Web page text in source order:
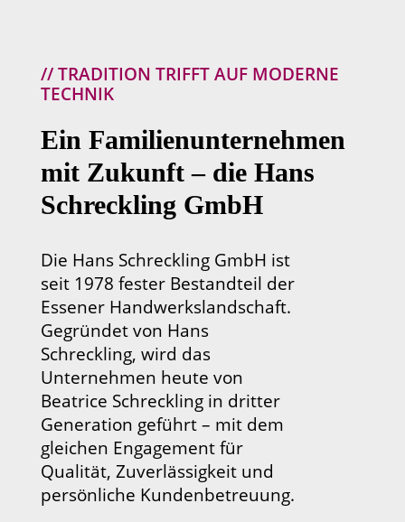
// TRADITION TRIFFT AUF MODERNE
TECHNIK
Ein Familienunternehmen
mit Zukunft – die Hans
Schreckling GmbH
Die Hans Schreckling GmbH ist
seit 1978 fester Bestandteil der
Essener Handwerkslandschaft.
Gegründet von Hans
Schreckling, wird das
Unternehmen heute von
Beatrice Schreckling in dritter
Generation geführt – mit dem
gleichen Engagement für
Qualität, Zuverlässigkeit und
persönliche Kundenbetreuung.